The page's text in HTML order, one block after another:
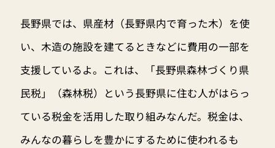
長野県では、県産材（長野県内で育った木）を使
い、木造の施設を建てるときなどに費用の一部を
支援しているよ。これは、「長野県森林づくり県
民税」（森林税）という長野県に住む人がはらっ
ている税金を活用した取り組みなんだ。税金は、
みんなの暮らしを豊かにするために使われるも